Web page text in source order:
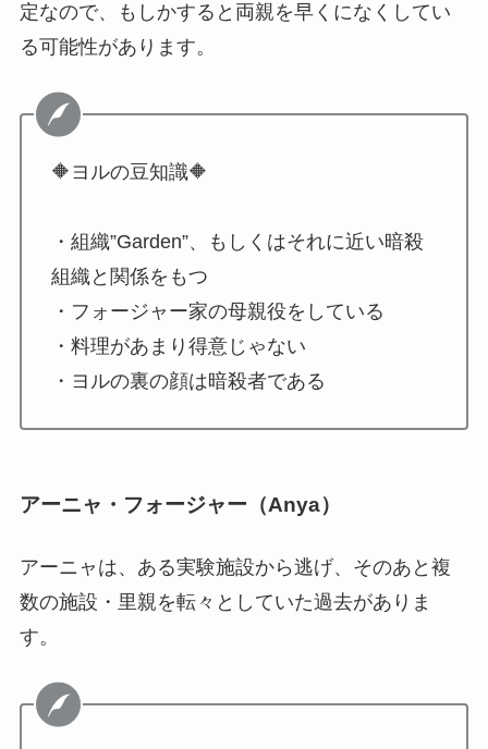
定なので、もしかすると両親を早くになくしてい
る可能性があります。
🔶ヨルの豆知識🔶
・組織”Garden”、もしくはそれに近い暗殺
組織と関係をもつ
・フォージャー家の母親役をしている
・料理があまり得意じゃない
・ヨルの裏の顔は暗殺者である
アーニャ・フォージャー（Anya）
アーニャは、ある実験施設から逃げ、そのあと複
数の施設・里親を転々としていた過去がありま
す。